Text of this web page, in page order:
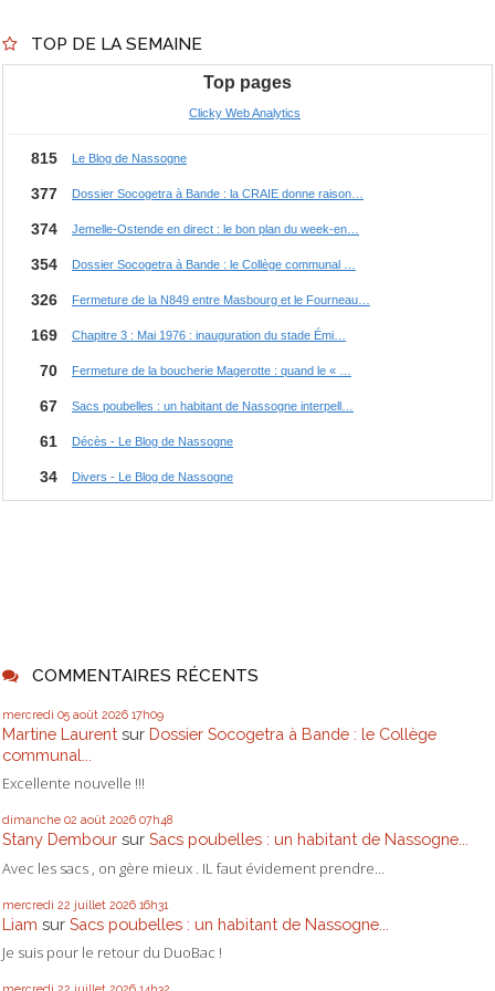
TOP DE LA SEMAINE
COMMENTAIRES RÉCENTS
mercredi 05 août 2026 17h09
Martine Laurent sur Dossier Socogetra à Bande : le Collège
communal...
Excellente nouvelle !!!
dimanche 02 août 2026 07h48
Stany Dembour sur Sacs poubelles : un habitant de Nassogne...
Avec les sacs , on gère mieux . IL faut évidement prendre...
mercredi 22 juillet 2026 16h31
Liam sur Sacs poubelles : un habitant de Nassogne...
Je suis pour le retour du DuoBac !